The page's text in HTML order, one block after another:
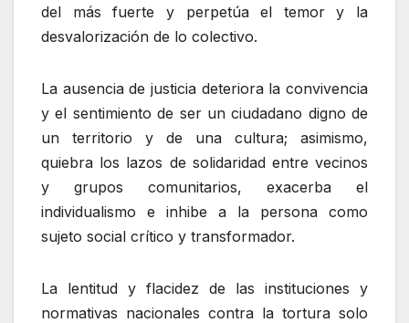
del más fuerte y perpetúa el temor y la
desvalorización de lo colectivo.
La ausencia de justicia deteriora la convivencia
y el sentimiento de ser un ciudadano digno de
un territorio y de una cultura; asimismo,
quiebra los lazos de solidaridad entre vecinos
y grupos comunitarios, exacerba el
individualismo e inhibe a la persona como
sujeto social crítico y transformador.
La lentitud y flacidez de las instituciones y
normativas nacionales contra la tortura solo